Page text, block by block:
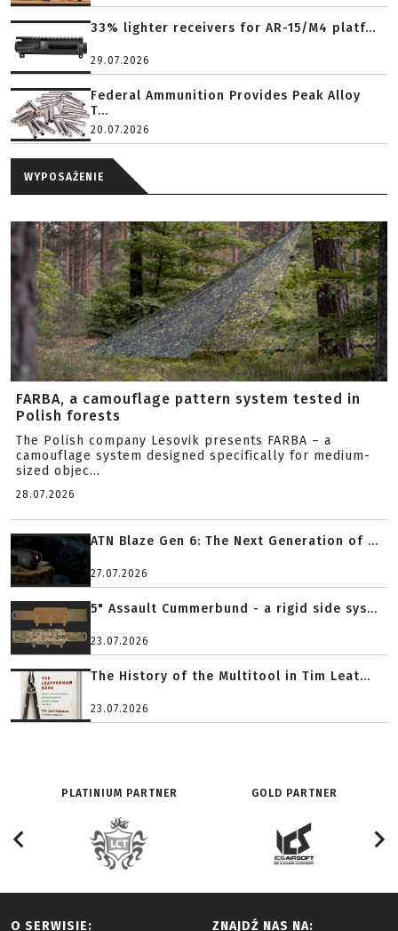
33% lighter receivers for AR-15/M4 platf...
29.07.2026
Federal Ammunition Provides Peak Alloy
T...
20.07.2026
WYPOSAŻENIE
FARBA, a camouflage pattern system tested in
Polish forests
The Polish company Lesovik presents FARBA – a
camouflage system designed specifically for medium-
sized objec...
28.07.2026
ATN Blaze Gen 6: The Next Generation of ...
27.07.2026
5" Assault Cummerbund - a rigid side sys...
23.07.2026
The History of the Multitool in Tim Leat...
23.07.2026
PLATINIUM PARTNER GOLD PARTNER
O SERWISIE: ZNAJDŹ NAS NA: